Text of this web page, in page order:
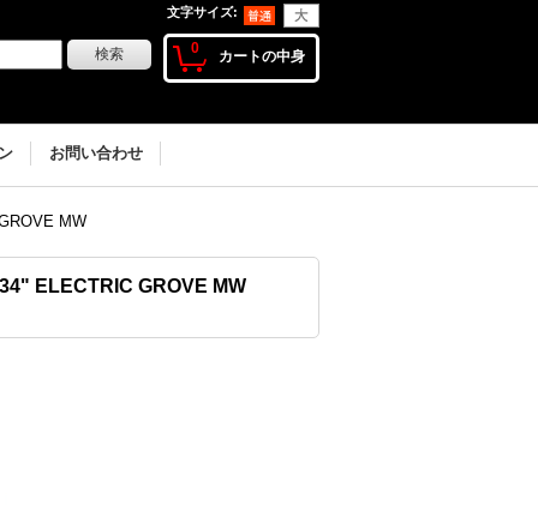
文字サイズ:
0 カートの中身
お問い合わせ
MW
ELECTRIC GROVE MW